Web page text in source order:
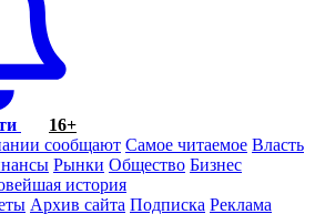
16+
сообщают Самое читаемое Власть
Рынки Общество Бизнес
история
Архив сайта Подписка Реклама